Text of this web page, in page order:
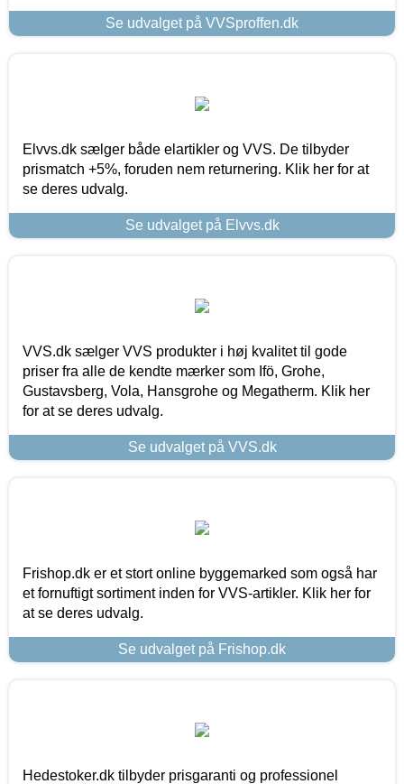
Se udvalget på VVSproffen.dk
Elvvs.dk sælger både elartikler og VVS. De tilbyder
prismatch +5%, foruden nem returnering. Klik her for at
se deres udvalg.
Se udvalget på Elvvs.dk
VVS.dk sælger VVS produkter i høj kvalitet til gode
priser fra alle de kendte mærker som Ifö, Grohe,
Gustavsberg, Vola, Hansgrohe og Megatherm. Klik her
for at se deres udvalg.
Se udvalget på VVS.dk
Frishop.dk er et stort online byggemarked som også har
et fornuftigt sortiment inden for VVS-artikler. Klik her for
at se deres udvalg.
Se udvalget på Frishop.dk
Hedestoker.dk tilbyder prisgaranti og professionel